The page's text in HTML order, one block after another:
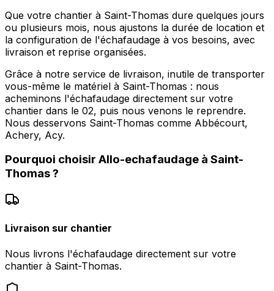
Que votre chantier à Saint-Thomas dure quelques jours
ou plusieurs mois, nous ajustons la durée de location et
la configuration de l'échafaudage à vos besoins, avec
livraison et reprise organisées.
Grâce à notre service de livraison, inutile de transporter
vous-même le matériel à Saint-Thomas : nous
acheminons l'échafaudage directement sur votre
chantier dans le 02, puis nous venons le reprendre.
Nous desservons Saint-Thomas comme Abbécourt,
Achery, Acy.
Pourquoi choisir Allo-echafaudage à Saint-
Thomas?
Livraison sur chantier
Nous livrons l'échafaudage directement sur votre
chantier à Saint-Thomas.